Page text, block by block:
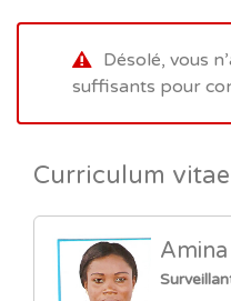
Désolé, vous
suffisants pour
Curriculum